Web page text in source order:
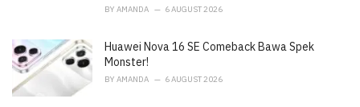
BY AMANDA 6 AUGUST 2026
Huawei Nova 16 SE Comeback Bawa Spek
Monster!
BY AMANDA 6 AUGUST 2026